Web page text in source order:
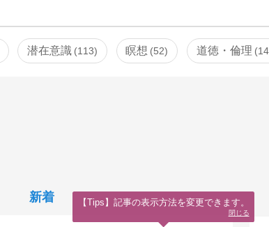
潜在意識 113 瞑想 52 道徳・倫理 14
新着 【Tips】記事の表示方法を変更できます。
閉じる